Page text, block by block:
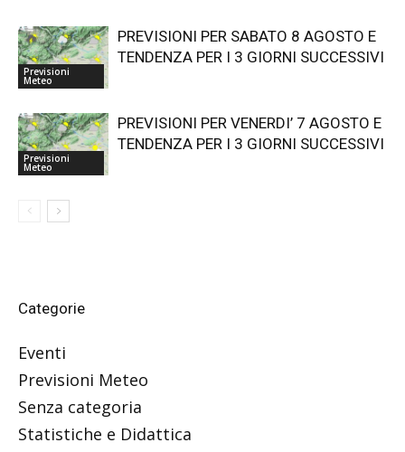
Previsioni
Meteo
PREVISIONI PER SABATO 8 AGOSTO E
TENDENZA PER I 3 GIORNI SUCCESSIVI
Previsioni
Meteo
PREVISIONI PER VENERDI’ 7 AGOSTO E
TENDENZA PER I 3 GIORNI SUCCESSIVI
Categorie
Eventi
Previsioni Meteo
Senza categoria
Statistiche e Didattica